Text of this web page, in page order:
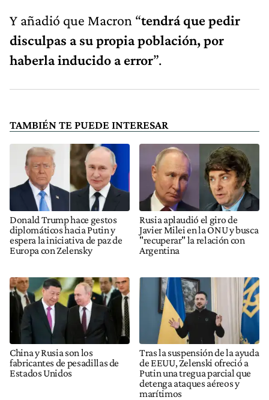
Y añadió que Macron “tendrá que pedir
disculpas a su propia población, por
haberla inducido a error”.
TAMBIÉN TE PUEDE INTERESAR
Donald Trump hace gestos
diplomáticos hacia Putin y
espera la iniciativa de paz de
Europa con Zelensky
Rusia aplaudió el giro de
Javier Milei en la ONU y busca
"recuperar" la relación con
Argentina
China y Rusia son los
fabricantes de pesadillas de
Estados Unidos
Tras la suspensión de la ayuda
de EEUU, Zelenski ofreció a
Putin una tregua parcial que
detenga ataques aéreos y
marítimos